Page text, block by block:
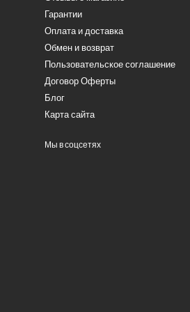
Гарантии
Оплата и доставка
Обмен и возврат
Пользовательское соглашение
Договор Оферты
Блог
Карта сайта
Мы в соцсетях